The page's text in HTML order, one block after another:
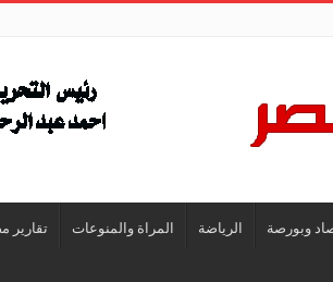
وبورصة الرياضة المراة والمنوعات تقارير